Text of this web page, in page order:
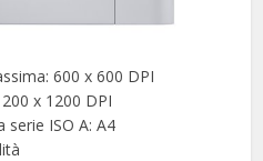
600 x 600 DPI
x 1200 DPI
ISO A: A4